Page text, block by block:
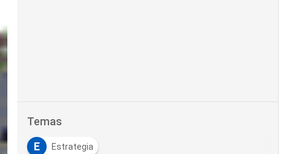
Temas
E Estrategia